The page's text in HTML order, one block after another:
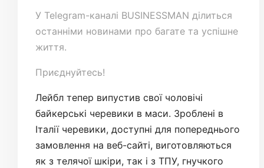
У Telegram-каналі BUSINESSMAN ділиться
останніми новинами про багате та успішне
життя.
Приєднуйтесь!
Лейбл тепер випустив свої чоловічі
байкерські черевики в маси. Зроблені в
Італії черевики, доступні для попереднього
замовлення на веб-сайті, виготовляються
як з телячої шкіри, так і з ТПУ, гнучкого